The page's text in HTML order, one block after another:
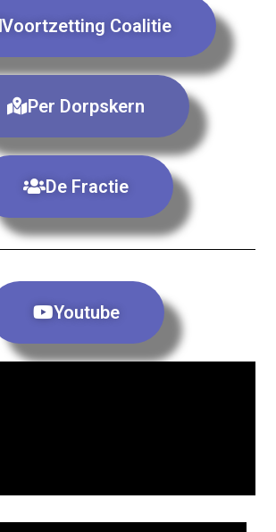
Voortzetting Coalitie
Per Dorpskern
De Fractie
Youtube